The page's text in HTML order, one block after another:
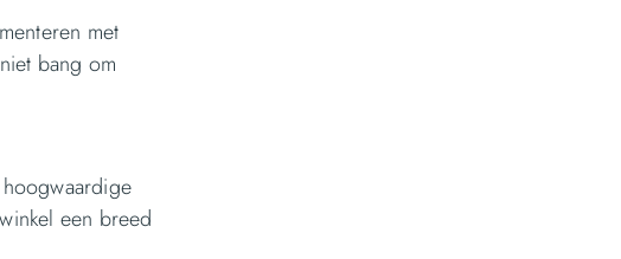
met
bang om
een breed